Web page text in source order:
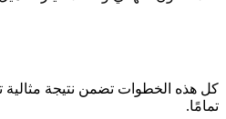
كل هذه الخطوات تضمن نتيجة مثالية
تمامًا.